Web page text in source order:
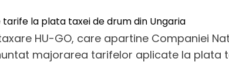
HU-GO, care apartine Companiei
majorarea tarifelor aplicate la plata